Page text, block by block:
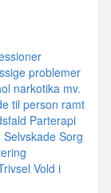
problemer
narkotika mv.
til person ramt
Parterapi
Selvskade Sorg
Vold i